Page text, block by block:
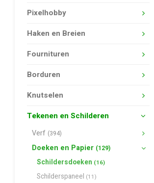
Pixelhobby
Haken en Breien
Fournituren
Borduren
Knutselen
Tekenen en Schilderen
Verf (394)
Doeken en Papier (129)
Schildersdoeken (16)
Schilderspaneel (11)